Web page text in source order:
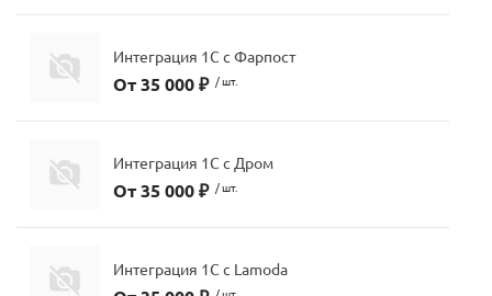
Интеграция 1С с Фарпост
От 35 000 ₽ / шт.
Интеграция 1С с Дром
От 35 000 ₽ / шт.
Интеграция 1С с Lamoda